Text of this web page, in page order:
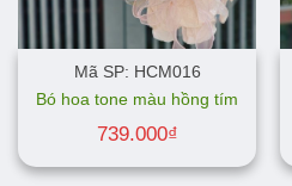
Mã SP: HCM016
Bó hoa tone màu hồng tím
739.000₫